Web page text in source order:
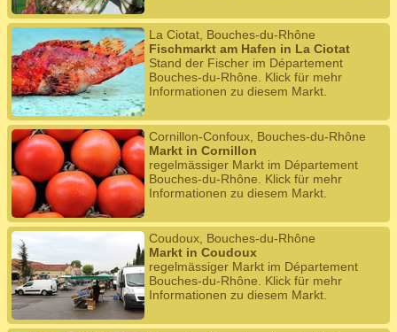
La Ciotat, Bouches-du-Rhône
Fischmarkt am Hafen in La Ciotat
Stand der Fischer im Département
Bouches-du-Rhône. Klick für mehr
Informationen zu diesem Markt.
Cornillon-Confoux, Bouches-du-Rhône
Markt in Cornillon
regelmässiger Markt im Département
Bouches-du-Rhône. Klick für mehr
Informationen zu diesem Markt.
Coudoux, Bouches-du-Rhône
Markt in Coudoux
regelmässiger Markt im Département
Bouches-du-Rhône. Klick für mehr
Informationen zu diesem Markt.